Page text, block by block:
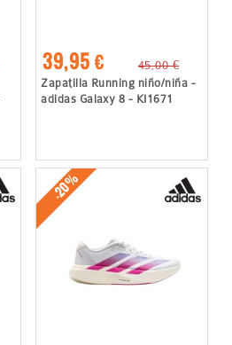
39,95 €
45,00 €
Zapatilla Running niño/niña -
adidas Galaxy 8 - KI1671
-20%